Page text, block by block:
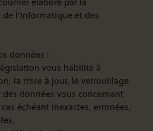
l’Informatique et des
données :
vous habilite à
la mise à jour, le verrouillage
des données vous concernant
échéant inexactes, erronées,